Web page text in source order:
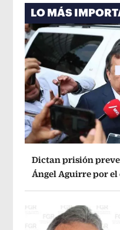
LO MÁS
Dictan prisión
Ángel Aguirre por